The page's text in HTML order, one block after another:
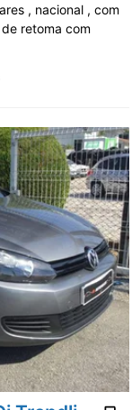
, nacional , com
retoma com